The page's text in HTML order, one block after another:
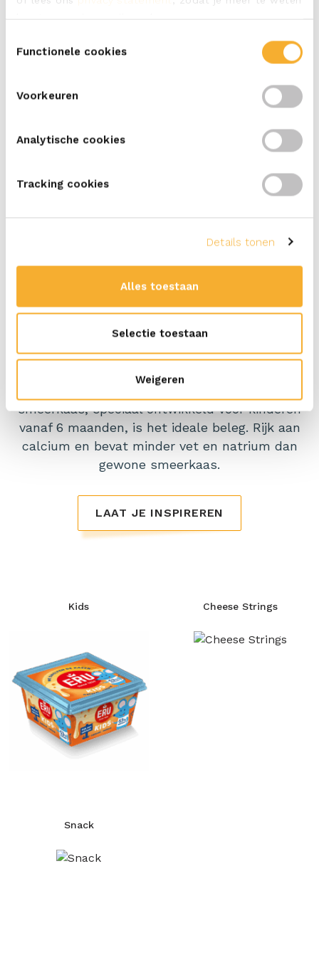
Functionele cookies
Voorkeuren
Analytische cookies
Tracking cookies
Details tonen
Alles toestaan
Selectie toestaan
Weigeren
ERU Kids
Start je baby met brood eten? Onze milde
smeerkaas, speciaal ontwikkeld voor kinderen
vanaf 6 maanden, is het ideale beleg. Rijk aan
calcium en bevat minder vet en natrium dan
gewone smeerkaas.
LAAT JE INSPIREREN
Kids Cheese Strings
Snack